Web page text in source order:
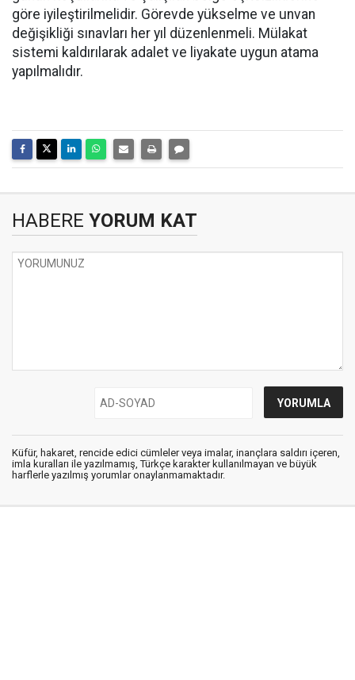
göre iyileştirilmelidir. Görevde yükselme ve unvan
değişikliği sınavları her yıl düzenlenmeli. Mülakat
sistemi kaldırılarak adalet ve liyakate uygun atama
yapılmalıdır.
HABERE YORUM KAT
Küfür, hakaret, rencide edici cümleler veya imalar, inançlara saldırı içeren,
imla kuralları ile yazılmamış, Türkçe karakter kullanılmayan ve büyük
harflerle yazılmış yorumlar onaylanmamaktadır.